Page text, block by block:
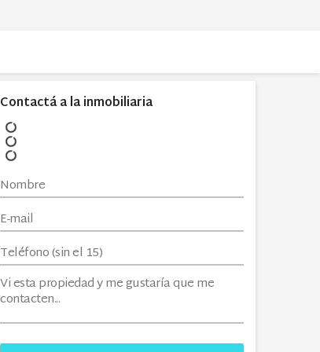
Contactá a la inmobiliaria